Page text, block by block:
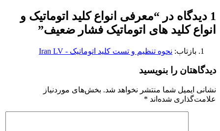
1 دیدگاه در “
معرفی انواع کلید اتوماتیک و
انواع کلید های اتوماتیک فشار ضعیف”
بازتاب: نحوه تنظیم و تست کلید اتوماتیک - Iran LV
دیدگاهتان را بنویسید
نشانی ایمیل شما منتشر نخواهد شد. بخش‌های موردنیاز
علامت‌گذاری شده‌اند *